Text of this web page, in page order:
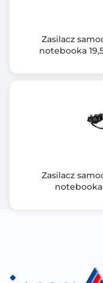
Zasilacz
notebooka
Zasilacz
notebooka